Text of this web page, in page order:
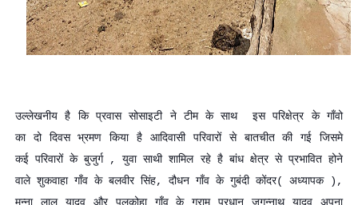
उल्लेखनीय है कि प्रवास सोसाइटी ने टीम के साथ इस परिक्षेत्र के गाँवो
का दो दिवस भ्रमण किया है आदिवासी परिवारों से बातचीत की गई जिसमे
कई परिवारों के बुजुर्ग , युवा साथी शामिल रहे है बांध क्षेत्र से प्रभावित होने
वाले शुकवाहा गाँव के बलवीर सिंह, दौधन गाँव के गुबंदी कोंदर( अध्यापक ),